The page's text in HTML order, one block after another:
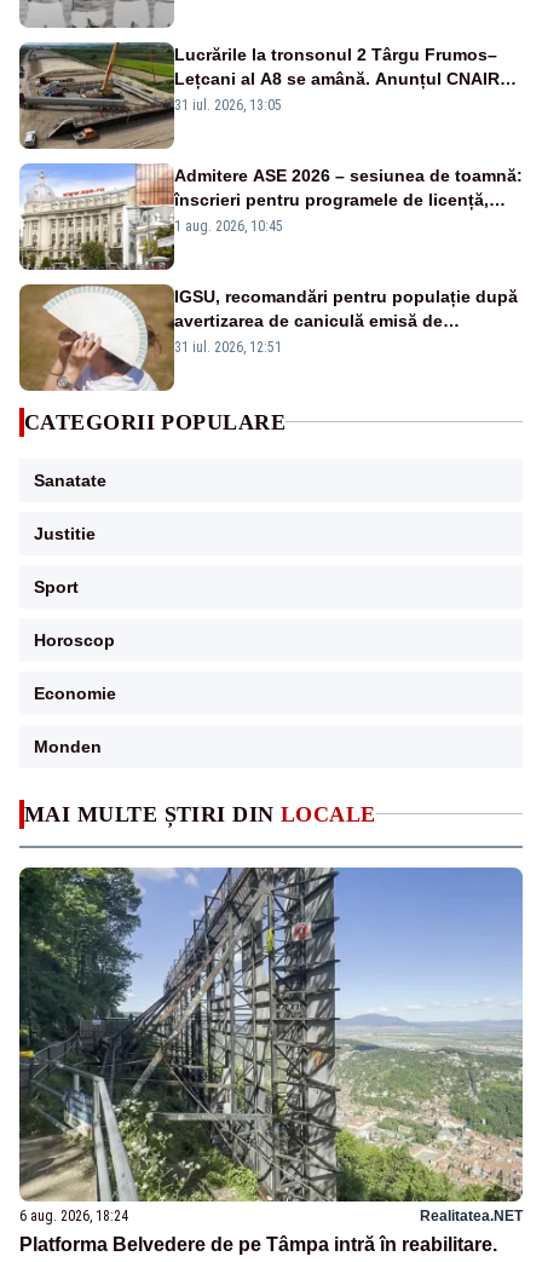
MAI MULTE ȘTIRI DIN LOCALE
6 aug. 2026, 18:24 Realitatea.NET
Platforma Belvedere de pe Tâmpa intră în reabilitare.
Lucrările la tronsonul 2 Târgu Frumos–
Lețcani al A8 se amână. Anunțul CNAIR
privind atribuirea contractului
31 iul. 2026, 13:05
Admitere ASE 2026 – sesiunea de toamnă:
înscrieri pentru programele de licență,
masterat și doctorat
1 aug. 2026, 10:45
IGSU, recomandări pentru populație după
avertizarea de caniculă emisă de
meteorologi
31 iul. 2026, 12:51
CATEGORII POPULARE
Sanatate
Justitie
Sport
Horoscop
Economie
Monden